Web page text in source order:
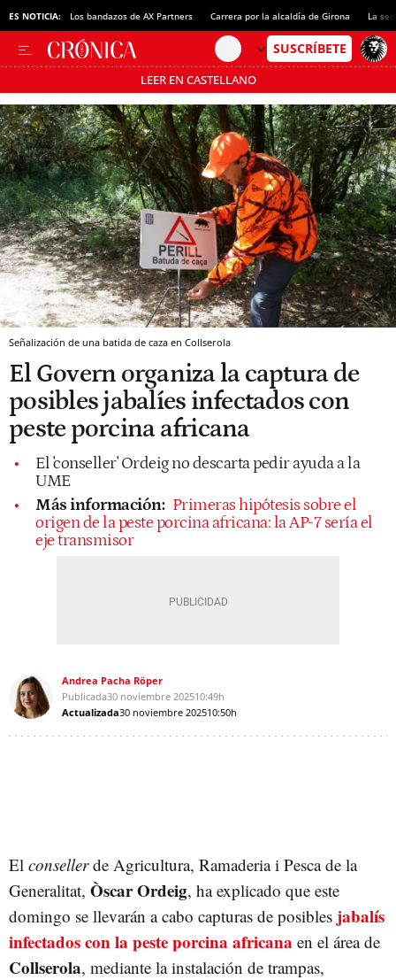
ES NOTICIA: Los bandazos de AX Partners Carrera por la alcaldía de Girona La
LEER EN CASTELLANO
Pásate al MODO AHORRO
Señalización de una batida de caza en Collserola
El Govern organiza la captura de
posibles jabalíes infectados con
peste porcina africana
El 'conseller' Ordeig no descarta pedir ayuda a la
UME
Más información: Primeras hipótesis sobre el
origen de la peste porcina africana: la AP-7 sería el
eje transmisor
Andrea Pacha Röper
Publicada30 noviembre 202510:49h
Actualizada30 noviembre 202510:50h
El consellerde Agricultura, Ramaderia i Pesca de la
Generalitat, Òscar Ordeig, ha explicado que este
domingo se llevarán a cabo capturas de posibles jabalís
infectados con la peste porcina africana en el área de
Collserola, mediante la instalación de trampas,